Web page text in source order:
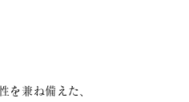
を兼ね備えた、